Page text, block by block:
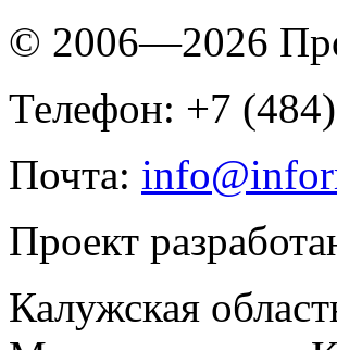
© 2006—2026
Телефон: +7
Почта:
Проект
Калужская